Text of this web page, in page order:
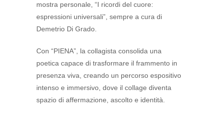
mostra personale, “I ricordi del cuore:
espressioni universali”, sempre a cura di
Demetrio Di Grado.
Con “PIENA”, la collagista consolida una
poetica capace di trasformare il frammento in
presenza viva, creando un percorso espositivo
intenso e immersivo, dove il collage diventa
spazio di affermazione, ascolto e identità.